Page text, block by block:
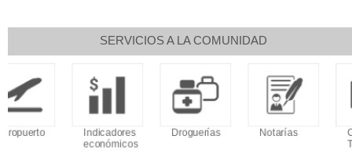
SERVICIOS A LA COMUNIDAD
Clima Horoscopo Aeropuerto
Indicadores